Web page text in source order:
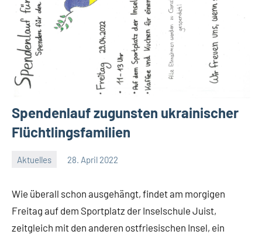
Spendenlauf zugunsten ukrainischer
Flüchtlingsfamilien
Aktuelles 28. April 2022
Wie überall schon ausgehängt, findet am morgigen
Freitag auf dem Sportplatz der Inselschule Juist,
zeitgleich mit den anderen ostfriesischen Insel, ein